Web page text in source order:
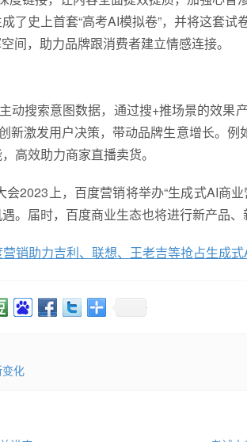
了史上首套“高考AI模拟卷”，并将这套试
间，助力品牌跟消费者建立情感连接。
动搜索意图数据，通过搜+推场景的效果
新激发用户决策，带动品牌生意增长。
高效助力商家直播卖货。
2023上，百度营销将举办“生成式AI商
。届时，百度商业生态也将进行新产品、
营销助力吉利、联想、王老吉等抢占生成
化